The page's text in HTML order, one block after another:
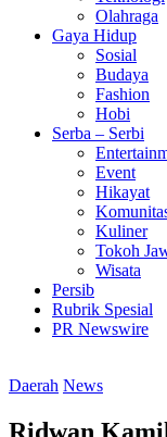
Olahraga
Gaya Hidup
Sosial
Budaya
Fashion
Hobi
Serba – Serbi
Event
Hikayat
Kuliner
Tokoh
Wisata
Persib
Rubrik Spesial
PR Newswire
Daerah News